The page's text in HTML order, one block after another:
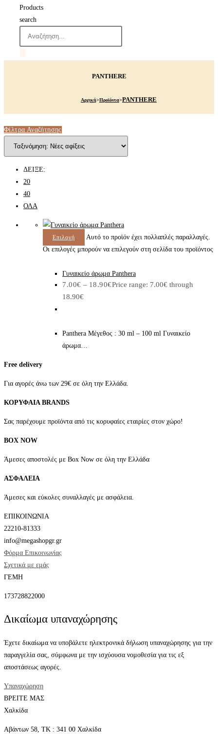
Products
search
PANTHERE
Αρχική>Προϊόντα>PANTHERE
Φίλτρα Αναζήτησης
ΔΕΙΞΕ:
20
40
ΟΛΑ
Επιλογή
Αυτό το προϊόν έχει πολλαπλές παραλλαγές.
Οι επιλογές μπορούν να επιλεγούν στη σελίδα του προϊόντος
Γυναικείο άρωμα Panthera
7.00€ – 18.90€Price range: 7.00€ through
18.90€
Panthera Μέγεθος : 30 ml – 100 ml Γυναικείο
άρωμα…
Free delivery
Για αγορές άνω των 29€ σε όλη την Ελλάδα.
ΚΟΡΥΦΑΙΑ BRANDS
Σας παρέχουμε προϊόντα από τις κορυφαίες εταιρίες στον χώρο!
BOX NOW
Άμεσες αποστολές με Box Now σε όλη την Ελλάδα
ΑΣΦΑΛΕΙΑ
Άμεσες και εύκολες συναλλαγές με ασφάλεια.
ΕΠΙΚΟΙΝΩΝΙΑ
22210-81333
info@megashopgr.gr
Φόρμα Επικοινωνίας
Σχετικά με εμάς
ΓΕΜΗ
173728822000
Δικαίωμα υπαναχώρησης
Έχετε δικαίωμα να υποβάλετε ηλεκτρονικά δήλωση υπαναχώρησης για την
παραγγελία σας, σύμφωνα με την ισχύουσα νομοθεσία για τις εξ
αποστάσεως αγορές.
Υπαναχώρηση
ΒΡΕΙΤΕ ΜΑΣ
Χαλκίδα
Αβάντων 58, ΤΚ : 341 00 Χαλκίδα